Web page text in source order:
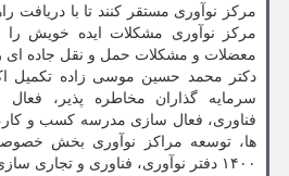
مرکز نوآوری مستقر کنند تا با دریافت
مرکز نوآوری مشکلات ایده خویش
معضلات و مشکلات حمل و نقل جاده ای
دکتر محمد حسین موسی زاده تکمیل
سرمایه گذاران مخاطره پذیر،
فناوری، فعال سازی مدرسه کسب و
ها، توسعه مراکز نوآوری بخش
۱۴۰۰ دفتر نوآوری، فناوری و تجاری سازی دانشگاه برشمرد.